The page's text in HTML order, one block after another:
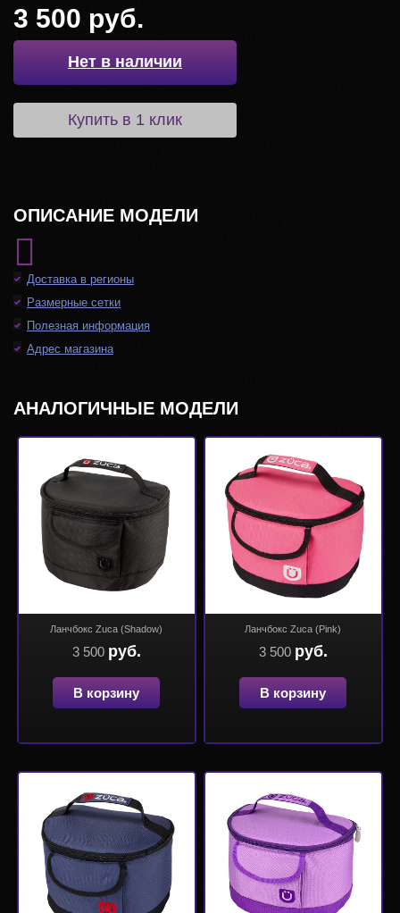
3 500 руб.
Нет в наличии
Купить в 1 клик
ОПИСАНИЕ МОДЕЛИ
Доставка в регионы
Размерные сетки
Полезная информация
Адрес магазина
АНАЛОГИЧНЫЕ МОДЕЛИ
Ланчбокс Zuca (Shadow)
3 500 руб.
В корзину
Ланчбокс Zuca (Pink)
3 500 руб.
В корзину